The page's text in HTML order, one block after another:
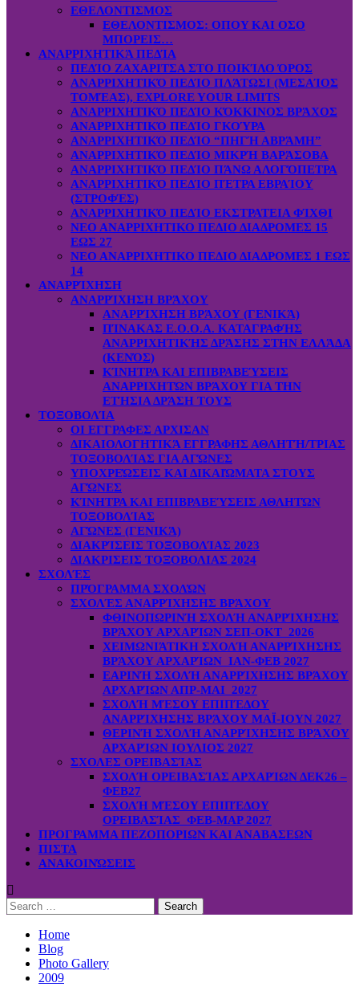
ΕΘΕΛΟΝΤΙΣΜΟΣ
ΕΘΕΛΟΝΤΙΣΜΟΣ: OΠOY KAI ΟΣΟ
ΜΠΟΡΕΙΣ…
ΑΝΑΡΡΙΧΗΤΙΚΆ ΠΕΔΊΑ
ΠΕΔΊΟ ΖΑΧΑΡΙΤΣΑ ΣΤΟ ΠΟΙΚΊΛΟ ΌΡΟΣ
ΑΝΑΡΡΙΧΗΤΙΚΌ ΠΕΔΊΟ ΠΛΆΤΩΣΙ (ΜΕΣΑΊΟΣ
ΤΟΜΈΑΣ), EXPLORE YOUR LIMITS
ΑΝΑΡΡΙΧΗΤΙΚΌ ΠΕΔΊΟ ΚΌΚΚΙΝΟΣ ΒΡΆΧΟΣ
ΑΝΑΡΡΙΧΗΤΙΚΌ ΠΕΔΊΟ ΓΚΟΎΡΑ
ΑΝΑΡΡΙΧΗΤΙΚΌ ΠΕΔΊΟ “ΠΗΓΉ ΑΒΡΆΜΗ”
ΑΝΑΡΡΙΧΗΤΙΚΌ ΠΕΔΊΟ ΜΙΚΡΉ ΒΑΡΆΣΟΒΑ
ΑΝΑΡΡΙΧΗΤΙΚΌ ΠΕΔΊΟ ΠΆΝΩ ΑΛΟΓΌΠΕΤΡΑ
ΑΝΑΡΡΙΧΗΤΙΚΌ ΠΕΔΊΟ ΠΈΤΡΑ ΕΒΡΑΊΟΥ
(ΣΤΡΟΦΈΣ)
ΑΝΑΡΡΙΧΗΤΙΚΌ ΠΕΔΊΟ ΕΚΣΤΡΑΤΕΙΑ ΦΊΧΘΙ
ΝΕΟ ΑΝΑΡΡΙΧΗΤΙΚΟ ΠΕΔΙΟ ΔΙΑΔΡΟΜΕΣ 15
ΕΩΣ 27
ΝΕΟ ΑΝΑΡΡΙΧΗΤΙΚΟ ΠΕΔΙΟ ΔΙΑΔΡΟΜΕΣ 1 ΕΩΣ
14
ΑΝΑΡΡΊΧΗΣΗ
ΑΝΑΡΡΊΧΗΣΗ ΒΡΆΧΟΥ
ΑΝΑΡΡΊΧΗΣΗ ΒΡΆΧΟΥ (ΓΕΝΙΚΆ)
ΠΊΝΑΚΑΣ Ε.Ο.Ο.Α. ΚΑΤΑΓΡΑΦΉΣ
ΑΝΑΡΡΙΧΗΤΙΚΉΣ ΔΡΆΣΗΣ ΣΤΗΝ ΕΛΛΆΔΑ
(ΚΕΝΌΣ)
ΚΊΝΗΤΡΑ ΚΑΙ ΕΠΙΒΡΑΒΕΎΣΕΙΣ
ΑΝΑΡΡΙΧΗΤΏΝ ΒΡΆΧΟΥ ΓΙΑ ΤΗΝ
ΕΤΉΣΙΑ ΔΡΆΣΗ ΤΟΥΣ
ΤΟΞΟΒΟΛΊΑ
ΟΙ ΕΓΓΡΑΦΕΣ ΑΡΧΙΣΑΝ
ΔΙΚΑΙΟΛΟΓΗΤΙΚΆ ΕΓΓΡΑΦΗΣ ΑΘΛΗΤΉ/ΤΡΙΑΣ
ΤΟΞΟΒΟΛΊΑΣ ΓΙΑ ΑΓΏΝΕΣ
ΥΠΟΧΡΕΏΣΕΙΣ ΚΑΙ ΔΙΚΑΙΏΜΑΤΑ ΣΤΟΥΣ
ΑΓΏΝΕΣ
ΚΊΝΗΤΡΑ ΚΑΙ ΕΠΙΒΡΑΒΕΎΣΕΙΣ ΑΘΛΗΤΏΝ
ΤΟΞΟΒΟΛΊΑΣ
ΑΓΏΝΕΣ (ΓΕΝΙΚΆ)
ΔΙΑΚΡΊΣΕΙΣ ΤΟΞΟΒΟΛΊΑΣ 2023
ΔΙΑΚΡΙΣΕΙΣ ΤΟΞΟΒΟΛΙΑΣ 2024
ΣΧΟΛΈΣ
ΠΡΌΓΡΑΜΜΑ ΣΧΟΛΏΝ
ΣΧΟΛΈΣ ΑΝΑΡΡΊΧΗΣΗΣ ΒΡΆΧΟΥ
ΦΘΙΝΟΠΩΡΙΝΉ ΣΧΟΛΉ ΑΝΑΡΡΊΧΗΣΗΣ
ΒΡΆΧΟΥ ΑΡΧΑΡΊΩΝ ΣΕΠ-ΟΚΤ 2026
ΧΕΙΜΩΝΙΆΤΙΚΗ ΣΧΟΛΉ ΑΝΑΡΡΊΧΗΣΗΣ
ΒΡΆΧΟΥ ΑΡΧΑΡΊΩΝ ΙΑΝ-ΦΕΒ 2027
ΕΑΡΙΝΉ ΣΧΟΛΉ ΑΝΑΡΡΊΧΗΣΗΣ ΒΡΆΧΟΥ
ΑΡΧΑΡΊΩΝ ΑΠΡ-ΜΑΙ 2027
ΣΧΟΛΉ ΜΈΣΟΥ ΕΠΙΠΈΔΟΥ
ΑΝΑΡΡΊΧΗΣΗΣ ΒΡΆΧΟΥ ΜΑΪ-ΙΟΥΝ 2027
ΘΕΡΙΝΉ ΣΧΟΛΉ ΑΝΑΡΡΊΧΗΣΗΣ ΒΡΆΧΟΥ
ΑΡΧΑΡΊΩΝ ΙΟΥΛΙΟΣ 2027
ΣΧΟΛΕΣ ΟΡΕΙΒΑΣΊΑΣ
ΣΧΟΛΉ ΟΡΕΙΒΑΣΊΑΣ ΑΡΧΑΡΊΩΝ ΔΕΚ26 –
ΦΕΒ27
ΣΧΟΛΉ ΜΈΣΟΥ ΕΠΙΠΈΔΟΥ
ΟΡΕΙΒΑΣΊΑΣ ΦΕΒ-ΜΑΡ 2027
ΠΡΟΓΡΑΜΜΑ ΠΕΖΟΠΟΡΙΩΝ ΚΑΙ ΑΝΑΒΑΣΕΩΝ
ΠΙΣΤΑ
ΑΝΑΚΟΙΝΏΣΕΙΣ
Search
for:
Home
Blog
Photo Gallery
2009